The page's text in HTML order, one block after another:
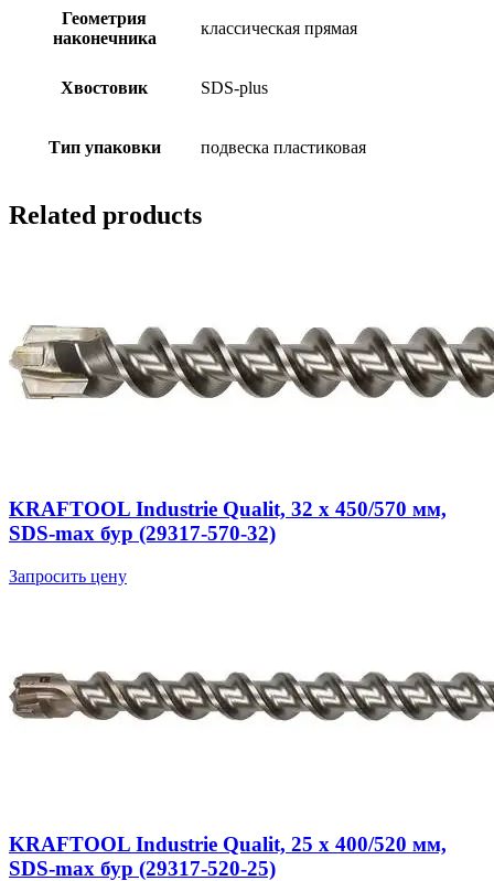
Геометрия
наконечника
классическая прямая
Хвостовик SDS-plus
Тип упаковки подвеска пластиковая
Related products
KRAFTOOL Industrie Qualit, 32 x 450/570 мм,
SDS-max бур (29317-570-32)
Запросить цену
KRAFTOOL Industrie Qualit, 25 x 400/520 мм,
SDS-max бур (29317-520-25)